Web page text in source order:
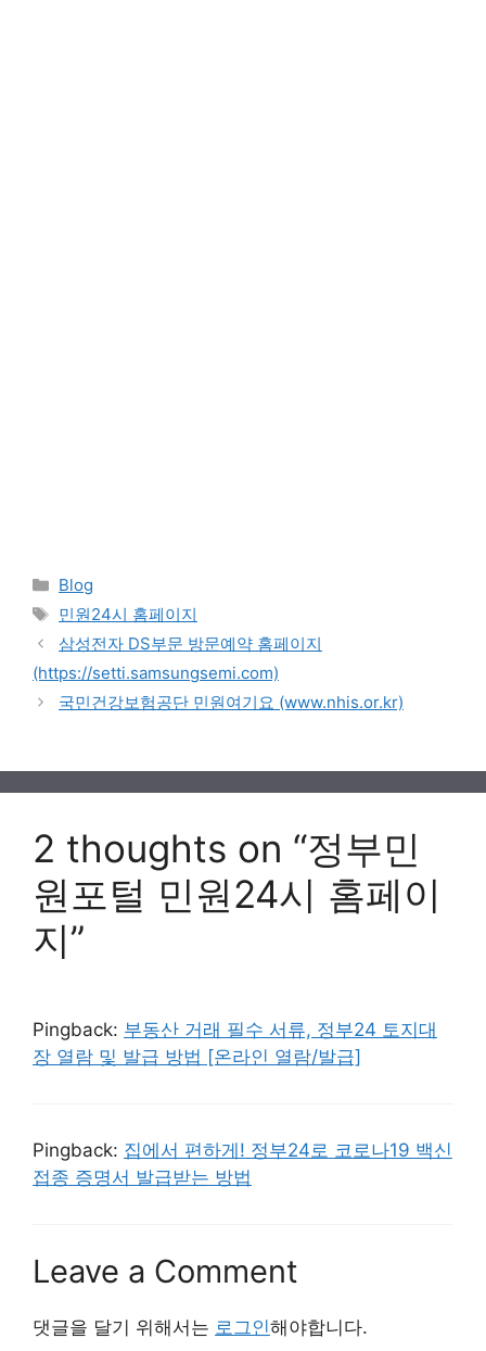
Categories
Blog
Tags
민원24시 홈페이지
삼성전자 DS부문 방문예약 홈페이지
(https://setti.samsungsemi.com)
국민건강보험공단 민원여기요 (www.nhis.or.kr)
2 thoughts on “정부민
원포털 민원24시 홈페이
지”
Pingback: 부동산 거래 필수 서류, 정부24 토지대
장 열람 및 발급 방법 [온라인 열람/발급]
Pingback: 집에서 편하게! 정부24로 코로나19 백신
접종 증명서 발급받는 방법
Leave a Comment
댓글을 달기 위해서는 로그인해야합니다.